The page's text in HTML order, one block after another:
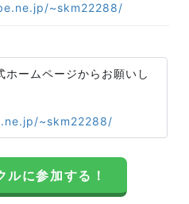
~skm22288/
ホームページからお願いし
~skm22288/
ルに参加する！